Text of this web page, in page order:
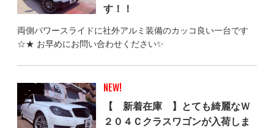
す！！
両側パワースライドに社外アルミ装備のカッコ良い一台です
☆★ お早めにお問い合わせください✨
NEW!
【 新着在庫 】とても綺麗なＷ
２０４Ｃクラスワゴンが入荷しま